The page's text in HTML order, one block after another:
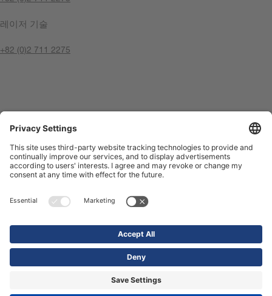
레이저 기술
+82 (0)2 711 2275
날인
이용 약관
Shop